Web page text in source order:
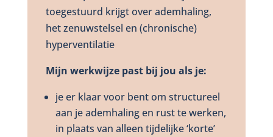
toegestuurd krijgt over ademhaling,
het zenuwstelsel en (chronische)
hyperventilatie
Mijn werkwijze past bij jou als je:
je er klaar voor bent om structureel
aan je ademhaling en rust te werken,
in plaats van alleen tijdelijke ‘korte’